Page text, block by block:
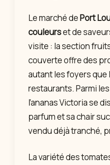
Le marché dePort
couleurset de
visite : la section
couverte offre des
autant les foyers que
restaurants. Parmi
l’ananas Victoria se
parfum et sa chair
vendu déjà tranché,
La variété des